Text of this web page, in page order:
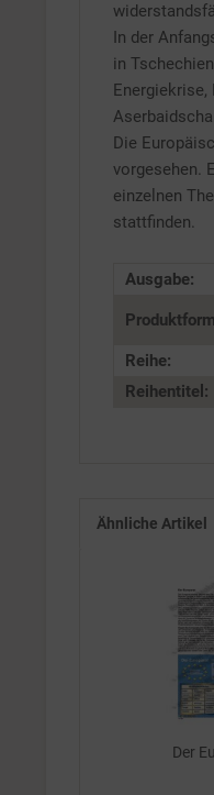
In der
in
Die
vorgesehen.
einzelnen
stattfinden.
Ausgabe:
Reihe:
Reihentitel:
Ähnliche Artikel
Der